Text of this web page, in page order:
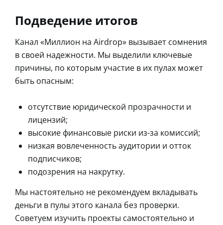
Подведение итогов
Канал «Миллион на Airdrop» вызывает сомнения
в своей надежности. Мы выделили ключевые
причины, по которым участие в их пулах может
быть опасным:
отсутствие юридической прозрачности и
лицензий;
высокие финансовые риски из-за комиссий;
низкая вовлеченность аудитории и отток
подписчиков;
подозрения на накрутку.
Мы настоятельно не рекомендуем вкладывать
деньги в пулы этого канала без проверки.
Советуем изучить проекты самостоятельно и